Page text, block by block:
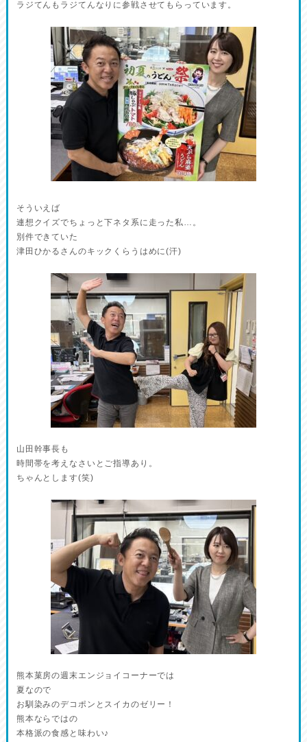
ラジてんもラジてんなりに参戦させてもらっています。
そういえば
連想クイズでちょっと下ネタ系に走った私…。
別件できていた
津田ひかるさんのキックくらうはめに(汗)
山田幹事長も
時間帯を考えなさいとご指導あり。
ちゃんとします(笑)
熊本菓房の週末エンジョイコーナーでは
夏なので
お馴染みのデコポンとスイカのゼリー！
熊本ならではの
本格派の食感と味わい♪